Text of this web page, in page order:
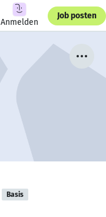
Anmelden
Job posten
Basis